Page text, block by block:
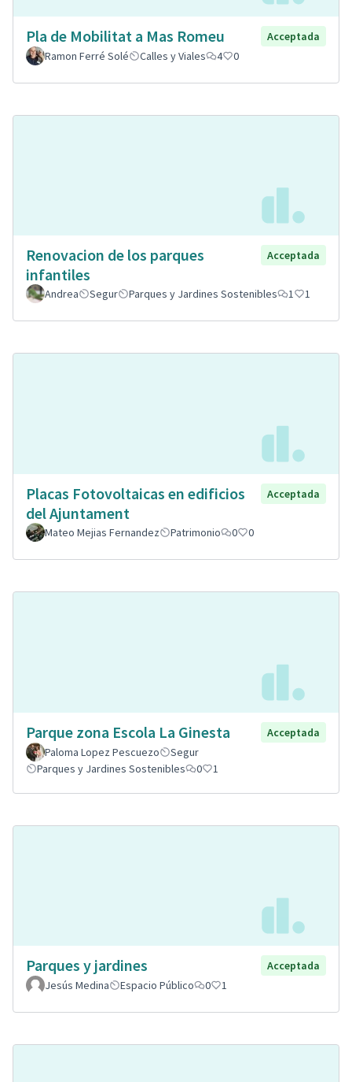
Pla de Mobilitat a Mas Romeu
Acceptada
Ramon Ferré Solé
Calles y Viales 4 0
Renovacion de los parques
infantiles
Acceptada
Andrea Segur Parques y Jardines Sostenibles 1 1
Placas Fotovoltaicas en edificios
del Ajuntament
Acceptada
Mateo Mejias Fernandez Patrimonio 0 0
Parque zona Escola La Ginesta
Acceptada
Paloma Lopez Pescuezo
Segur
Parques y Jardines Sostenibles
0 1
Parques y jardines
Acceptada
Jesús Medina
Espacio Público 0 1